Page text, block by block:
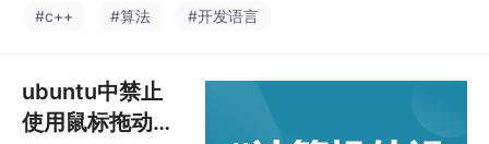
hared_ptr的问题。直接
通过继承enable_share
d_from_this并调用shar
ed_from_this()，可获取
#c++ #算法 #开发语言
ubuntu中禁止
使用鼠标拖动来